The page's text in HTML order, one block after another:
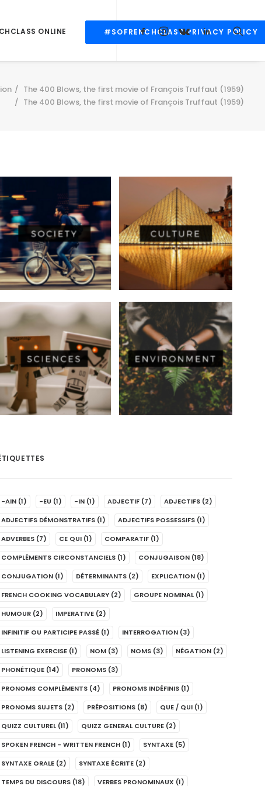
ONLINE #SOFRENCHCLASS PRIVACY POLICY
The 400 Blows, the first movie of François Truffaut (1959)
The 400 Blows, the first movie of François Truffaut (1959)
-AIN (1) -EU (1) -IN (1) ADJECTIF (7) ADJECTIFS (2)
ADJECTIFS DÉMONSTRATIFS (1) ADJECTIFS POSSESSIFS (1)
ADVERBES (7) CE QUI (1) COMPARATIF (1)
COMPLÉMENTS CIRCONSTANCIELS (1) CONJUGAISON (18)
CONJUGATION (1) DÉTERMINANTS (2) EXPLICATION (1)
FRENCH COOKING VOCABULARY (2) GROUPE NOMINAL (1)
HUMOUR (2) IMPERATIVE (2)
INFINITIF OU PARTICIPE PASSÉ (1) INTERROGATION (3)
LISTENING EXERCISE (1) NOM (3) NOMS (3) NÉGATION (2)
PHONÉTIQUE (14) PRONOMS (3)
PRONOMS COMPLÉMENTS (4) PRONOMS INDÉFINIS (1)
PRONOMS SUJETS (2) PRÉPOSITIONS (8) QUE / QUI (1)
QUIZZ CULTUREL (11) QUIZZ GENERAL CULTURE (2)
SPOKEN FRENCH - WRITTEN FRENCH (1) SYNTAXE (5)
SYNTAXE ORALE (2) SYNTAXE ÉCRITE (2)
TEMPS DU DISCOURS (18) VERBES PRONOMINAUX (1)